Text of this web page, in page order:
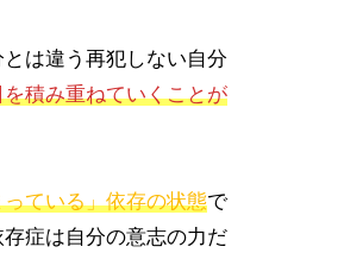
は違う再犯しない自分
積み重ねていくことが
ている」依存の状態で
症は自分の意志の力だ